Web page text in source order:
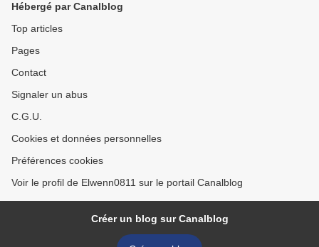
Hébergé par Canalblog
Top articles
Pages
Contact
Signaler un abus
C.G.U.
Cookies et données personnelles
Préférences cookies
Voir le profil de Elwenn0811 sur le portail Canalblog
Créer un blog sur Canalblog